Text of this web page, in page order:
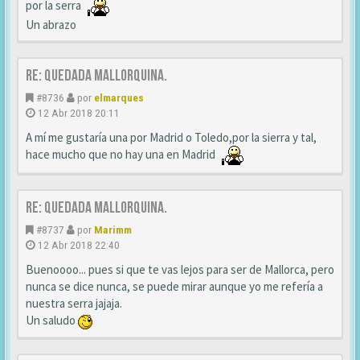
por la serra
Un abrazo
Re: Quedada Mallorquina.
#8736 por elmarques
12 Abr 2018 20:11
A mí me gustaría una por Madrid o Toledo,por la sierra y tal,
hace mucho que no hay una en Madrid
Re: Quedada Mallorquina.
#8737 por Marimm
12 Abr 2018 22:40
Buenoooo... pues si que te vas lejos para ser de Mallorca, pero
nunca se dice nunca, se puede mirar aunque yo me refería a
nuestra serra jajaja.
Un saludo